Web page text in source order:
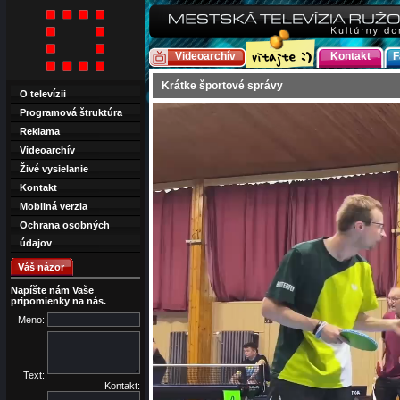
Videoarchív Kontakt
Krátke športové správy
O televízii
Programová štruktúra
Reklama
Videoarchív
Živé vysielanie
Kontakt
Mobilná verzia
Ochrana osobných
údajov
Váš názor
Napíšte nám Vaše
pripomienky na nás.
Meno:
Text:
Kontakt: